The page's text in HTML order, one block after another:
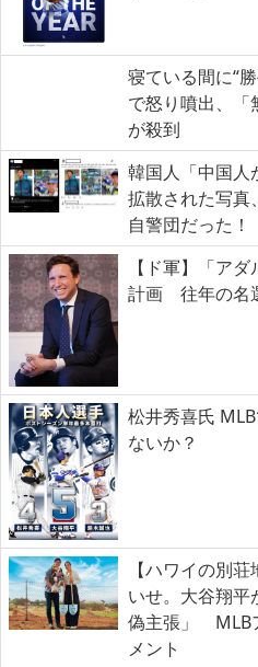
寝ている間に“
で怒り噴出、「
が殺到
韓国人「中国人
拡散された写真
自警団だった！
【ド軍】「ア
計画 往年の名
松井秀喜氏
ないか？
【ハワイの別
いせ。大谷翔平
偽主張」 MLB
メント